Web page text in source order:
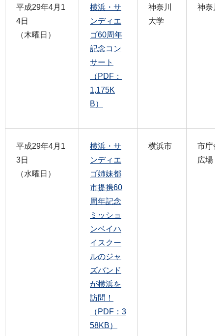
平成29年4月1
4日
（木曜日）
横浜・サ
ンディエ
ゴ60周年
記念コン
サート
（PDF：
1,175K
B）
神奈川
大学
神奈
平成29年4月1
3日
（水曜日）
横浜・サ
ンディエ
ゴ姉妹都
市提携60
周年記念
ミッショ
ンベイハ
イスクー
ルのジャ
ズバンド
が横浜を
訪問！
（PDF：3
58KB）
横浜市
市庁
広場